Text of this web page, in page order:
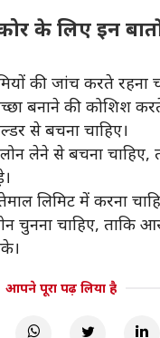
के लिए इन
की जांच करते रहना
बनाने की कोशिश
से बचना चाहिए।
लेने से बचना चाहिए,
लिमिट में करना
चुनना चाहिए, ताकि
आपने पूरा पढ़ लिया है